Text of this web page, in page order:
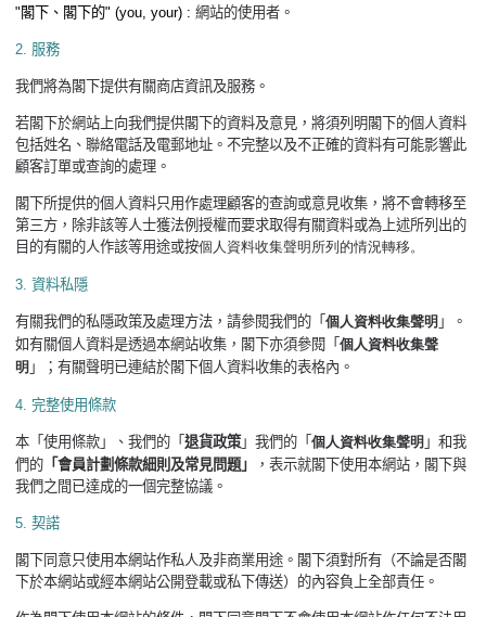
" 閣下、閣下的" (you, your) : 網站的使用者 。
2. 服務
我們將為閣下提供有關商店資訊及服務。
若閣下於網站上向我們提供閣下的資料及意見，將須列明閣下的個人資料
包括姓名、聯絡電話及電郵地址。不完整以及不正確的資料有可能影響此
顧客訂單或查詢的處理。
閣下所提供的個人資料只用作處理顧客的查詢或意見收集，將不會轉移至
第三方，除非該等人士獲法例授權而要求取得有關資料或為上述所列出的
目的有關的人作該等用途或按個人資料收集聲明 所列的情況轉移。
3. 資料私隱
有關我們的私隱政策及處理方法，請參閱我們的「 個人資料收集聲明 」。
如有關個人資料是透過本網站收集，閣下亦須參閱「 個人資料收集聲
明 」；有關聲明已連結於閣下個人資料收集的表格內。
4. 完整使用條款
本「使用條款」、我們的「 退貨政策 」我們的「 個人資料收集聲明 」和我
們的 「會員計劃條款細則及常見問題」
，表示就閣下使用本網站，閣下與
我們之間已達成的一個完整協議。
5. 契諾
閣下同意只使用本網站作私人及非商業用途。閣下須對所有（不論是否閣
下於本網站或經本網站公開登載或私下傳送）的內容負上全部責任。